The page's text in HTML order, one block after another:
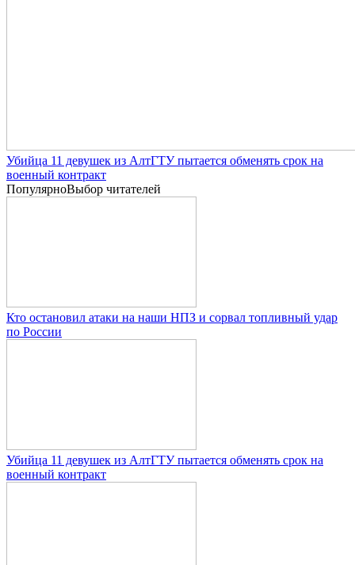
Убийца 11 девушек из АлтГТУ пытается обменять срок на
военный контракт
ПопулярноВыбор читателей
Кто остановил атаки на наши НПЗ и сорвал топливный удар
по России
Убийца 11 девушек из АлтГТУ пытается обменять срок на
военный контракт